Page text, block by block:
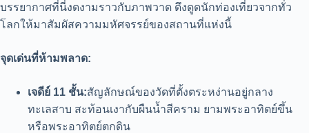
บรรยากาศที่นี่งดงามราวกับภาพวาด ดึงดูดนักท่องเที่ยวจากทั่ว
โลกให้มาสัมผัสความมหัศจรรย์ของสถานที่แห่งนี้
จุดเด่นที่ห้ามพลาด:
เจดีย์ 11 ชั้น:สัญลักษณ์ของวัดที่ตั้งตระหง่านอยู่กลาง
ทะเลสาบ สะท้อนเงากับผืนน้ำสีคราม ยามพระอาทิตย์ขึ้น
หรือพระอาทิตย์ตกดิน